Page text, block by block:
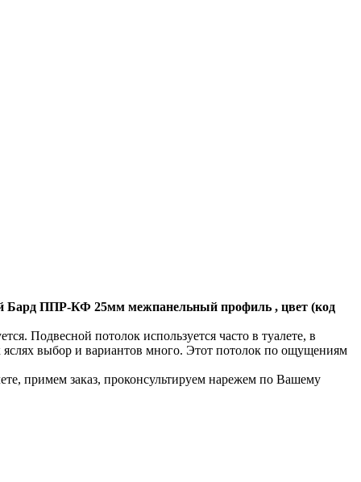
Бард ППР-КФ 25мм межпанельный профиль , цвет (код
Подвесной потолок используется часто в туалете, в
яслях выбор и вариантов много. Этот потолок по ощущениям
примем заказ, проконсультируем нарежем по Вашему